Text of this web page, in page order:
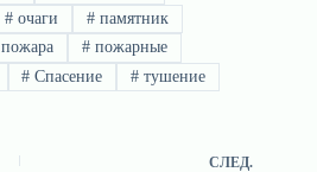
# очаги # памятник
пожара # пожарные
# Спасение # тушение
СЛЕД.